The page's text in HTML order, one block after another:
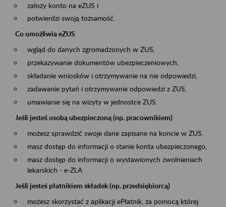
założy konto na eZUS i
potwierdzi swoją tożsamość.
Co umożliwia eZUS
wgląd do danych zgromadzonych w ZUS,
przekazywanie dokumentów ubezpieczeniowych,
składanie wniosków i otrzymywanie na nie odpowiedzi,
zadawanie pytań i otrzymywanie odpowiedzi z ZUS,
umawianie się na wizyty w jednostce ZUS.
Jeśli jesteś osobą ubezpieczoną (np. pracownikiem)
możesz sprawdzić swoje dane zapisane na koncie w ZUS,
masz dostęp do informacji o stanie konta ubezpieczonego,
masz dostęp do informacji o wystawionych zwolnieniach
lekarskich - e-ZLA
Jeśli jesteś płatnikiem składek (np. przedsiębiorcą)
możesz skorzystać z aplikacji ePłatnik, za pomocą której